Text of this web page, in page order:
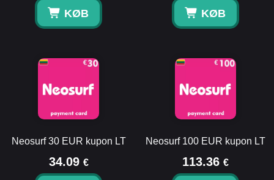
KØB KØB
Neosurf 30 EUR kupon LT
34.09 €
Neosurf 100 EUR kupon LT
113.36 €